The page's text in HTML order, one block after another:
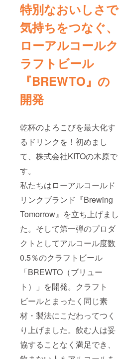
特別なおいしさで
気持ちをつなぐ、
ローアルコールク
ラフトビール
『BREWTO』の
開発
乾杯のよろこびを最大化す
るドリンクを！初めまし
て、株式会社KITOの木原で
す。
私たちはローアルコールド
リンクブランド『Brewing
Tomorrow』を立ち上げまし
た。そして第一弾のプロダ
クトとしてアルコール度数
0.5％のクラフトビール
「BREWTO（ブリュー
ト）」を開発。クラフト
ビールとまったく同じ素
材・製法にこだわってつく
り上げました。飲む人は妥
協することなく満足でき、